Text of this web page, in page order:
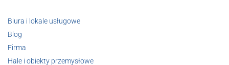
Biura i lokale usługowe
Blog
Firma
Hale i obiekty przemysłowe